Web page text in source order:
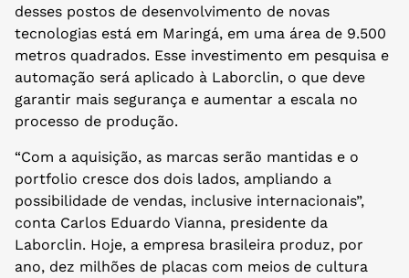
desses postos de desenvolvimento de novas
tecnologias está em Maringá, em uma área de 9.500
metros quadrados. Esse investimento em pesquisa e
automação será aplicado à Laborclin, o que deve
garantir mais segurança e aumentar a escala no
processo de produção.
“Com a aquisição, as marcas serão mantidas e o
portfolio cresce dos dois lados, ampliando a
possibilidade de vendas, inclusive internacionais”,
conta Carlos Eduardo Vianna, presidente da
Laborclin. Hoje, a empresa brasileira produz, por
ano, dez milhões de placas com meios de cultura